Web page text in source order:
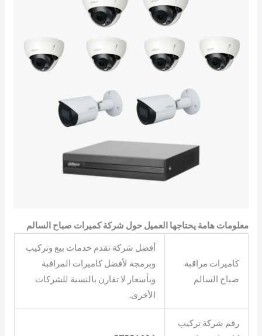
معلومات هامة يحتاجها العميل حول شركة كميرات صباح السالم
كاميرات مراقبة
صباح السالم
أفضل شركة تقدم خدمات بيع وتركيب
وبرمجة لأفضل كاميرات المراقبة
وبأسعار لا تقارن بالنسبة للشركات
الأخرى.
رقم شركة تركيب